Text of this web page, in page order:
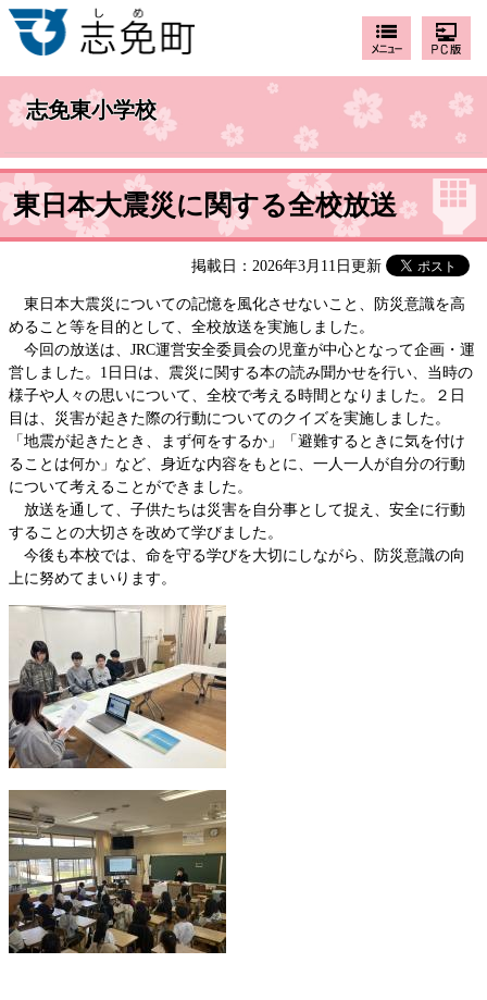
志免東小学校
東日本大震災に関する全校放送
掲載日：2026年3月11日更新
東日本大震災についての記憶を風化させないこと、防災意識を高
めること等を目的として、全校放送を実施しました。
今回の放送は、JRC運営安全委員会の児童が中心となって企画・運
営しました。1日日は、震災に関する本の読み聞かせを行い、当時の
様子や人々の思いについて、全校で考える時間となりました。２日
目は、災害が起きた際の行動についてのクイズを実施しました。
「地震が起きたとき、まず何をするか」「避難するときに気を付け
ることは何か」など、身近な内容をもとに、一人一人が自分の行動
について考えることができました。
放送を通して、子供たちは災害を自分事として捉え、安全に行動
することの大切さを改めて学びました。
今後も本校では、命を守る学びを大切にしながら、防災意識の向
上に努めてまいります。